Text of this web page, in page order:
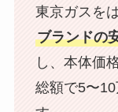
東京ガスを
ブランドの
し、本体価
総額で5〜